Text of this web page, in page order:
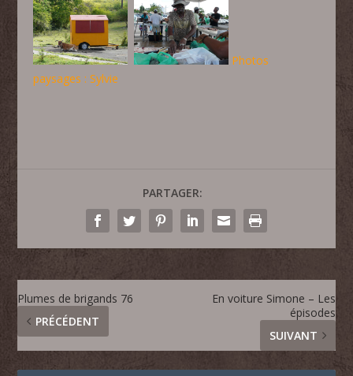
Photos
paysages : Sylvie
PARTAGER:
Plumes de brigands 76
PRÉCÉDENT
En voiture Simone – Les
épisodes
SUIVANT